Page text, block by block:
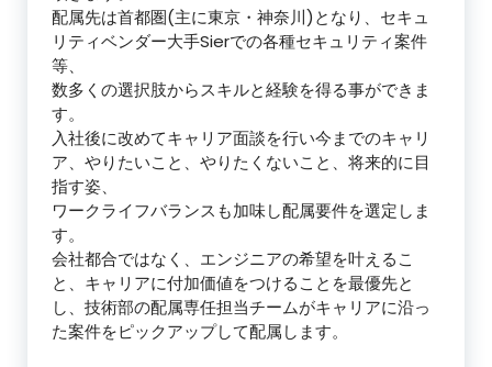
配属先は首都圏(主に東京・神奈川)となり、セキュ
リティベンダー大手Sierでの各種セキュリティ案件
等、
数多くの選択肢からスキルと経験を得る事ができま
す。
入社後に改めてキャリア面談を行い今までのキャリ
ア、やりたいこと、やりたくないこと、将来的に目
指す姿、
ワークライフバランスも加味し配属要件を選定しま
す。
会社都合ではなく、エンジニアの希望を叶えるこ
と、キャリアに付加価値をつけることを最優先と
し、技術部の配属専任担当チームがキャリアに沿っ
た案件をピックアップして配属します。